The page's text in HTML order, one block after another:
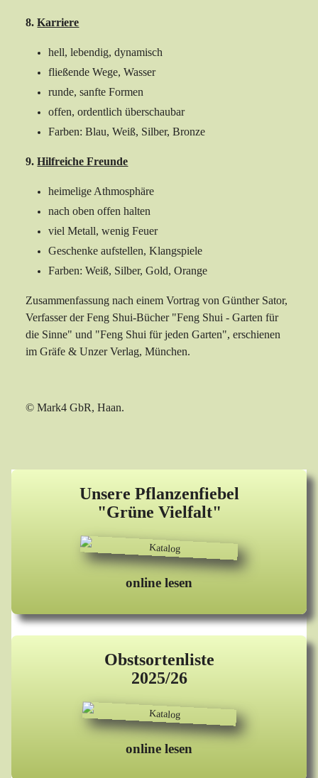
Unsere Pflanzenfiebel
"Grüne Vielfalt"
online lesen
Obstsortenliste
2025/26
online lesen
8.Karriere
hell, lebendig, dynamisch
fließende Wege, Wasser
runde, sanfte Formen
offen, ordentlich überschaubar
Farben: Blau, Weiß, Silber, Bronze
9.Hilfreiche Freunde
heimelige Athmosphäre
nach oben offen halten
viel Metall, wenig Feuer
Geschenke aufstellen, Klangspiele
Farben: Weiß, Silber, Gold, Orange
Zusammenfassung nach einem Vortrag von Günther Sator,
Verfasser der Feng Shui-Bücher "Feng Shui - Garten für
die Sinne" und "Feng Shui für jeden Garten", erschienen
im Gräfe & Unzer Verlag, München.
© Mark4 GbR, Haan.